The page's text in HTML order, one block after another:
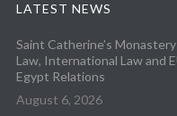
LATEST NEWS
Saint Catherine’s
Law, International Law and
Egypt Relations
August 6, 2026